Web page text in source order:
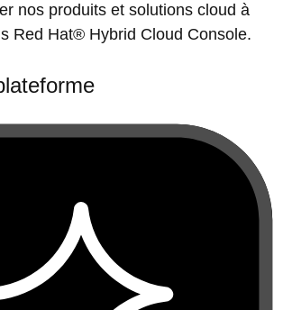
nos produits et solutions cloud à
Red Hat® Hybrid Cloud Console.